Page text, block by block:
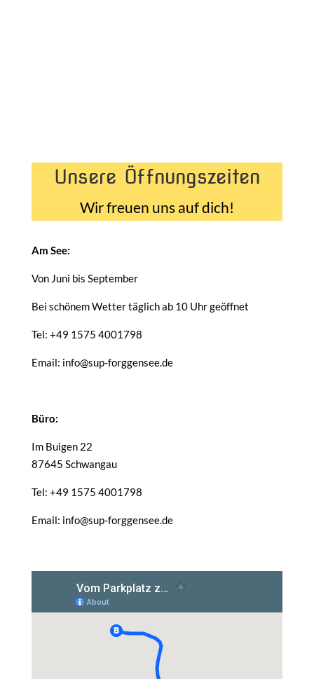
Unsere Öffnungszeiten
Wir freuen uns auf dich!
Am See:
Von Juni bis September
Bei schönem Wetter täglich ab 10 Uhr geöffnet
Tel: +49 1575 4001798
Email: info@sup-forggensee.de
Büro:
Im Buigen 22
87645 Schwangau
Tel: +49 1575 4001798
Email: info@sup-forggensee.de